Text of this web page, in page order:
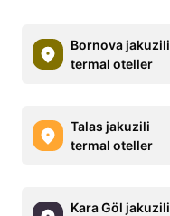
Bornova jakuzili
termal oteller
Talas jakuzili
termal oteller
Kara Göl jakuzili